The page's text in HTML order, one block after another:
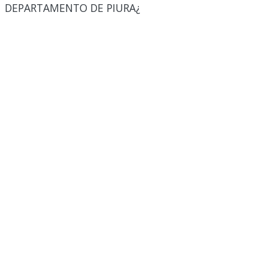
DEPARTAMENTO DE PIURA¿